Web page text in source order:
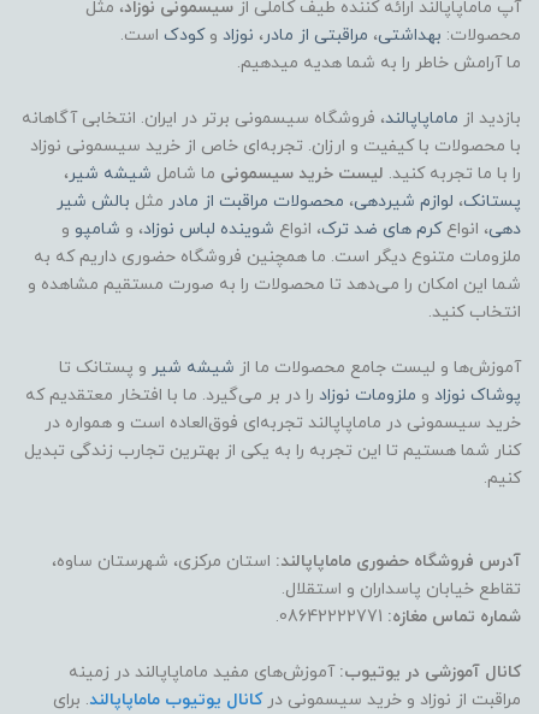
آپ ماماپاپالند ارائه کننده طیف کاملی از سیسمونی نوزاد، مثل
محصولات: بهداشتی، مراقبتی از مادر، نوزاد وکودک است.
ما آرامش خاطر را به شما هدیه میدهیم.
بازدید از ماماپاپالند، فروشگاه سیسمونی برتر در ایران. انتخابی آگاهانه
با محصولات با کیفیت و ارزان. تجربه‌ای خاص از خرید سیسمونی نوزاد
را با ما تجربه کنید. لیست خرید سیسمونی ما شامل شیشه شیر،
پستانک، لوازم شیردهی، محصولات مراقبت از مادر مثل بالش شیر
دهی، انواعکرم های ضد ترک، انواع شوینده لباس نوزاد، و شامپو و
ملزومات متنوع دیگر است. ما همچنین فروشگاه حضوری داریم که به
شما این امکان را می‌دهد تا محصولات را به صورت مستقیم مشاهده و
انتخاب کنید.
آموزش‌ها و لیست جامع محصولات ما از شیشه شیر و پستانک تا
پوشاک نوزاد و ملزومات نوزاد را در بر می‌گیرد. ما با افتخار معتقدیم که
خرید سیسمونی در ماماپاپالند تجربه‌ای فوق‌العاده است و همواره در
کنار شما هستیم تا این تجربه را به یکی از بهترین تجارب زندگی تبدیل
کنیم.
آدرس فروشگاه حضوری ماماپاپالند: استان مرکزی، شهرستان ساوه،
تقاطع خیابان پاسداران و استقلال.
شماره تماس مغازه:
کانال آموزشی در یوتیوب: آموزش‌های مفید ماماپاپالند در زمینه
مراقبت از نوزاد و خرید سیسمونی درکانال یوتیوب ماماپاپالند. برای